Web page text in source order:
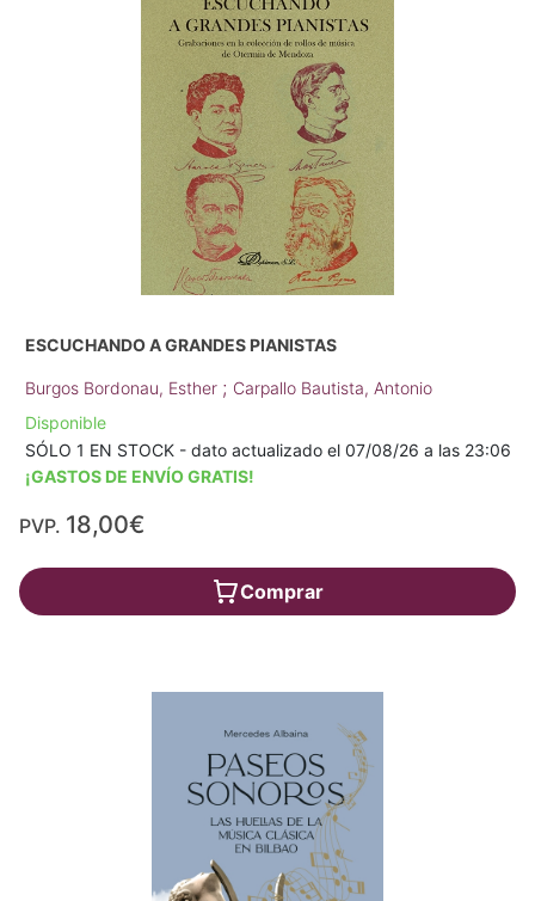
ESCUCHANDO A GRANDES PIANISTAS
Burgos Bordonau, Esther ; Carpallo Bautista, Antonio
Disponible
SÓLO 1 EN STOCK - dato actualizado el 07/08/26 a las 23:06
¡GASTOS DE ENVÍO GRATIS!
PVP. 18,00€
Comprar